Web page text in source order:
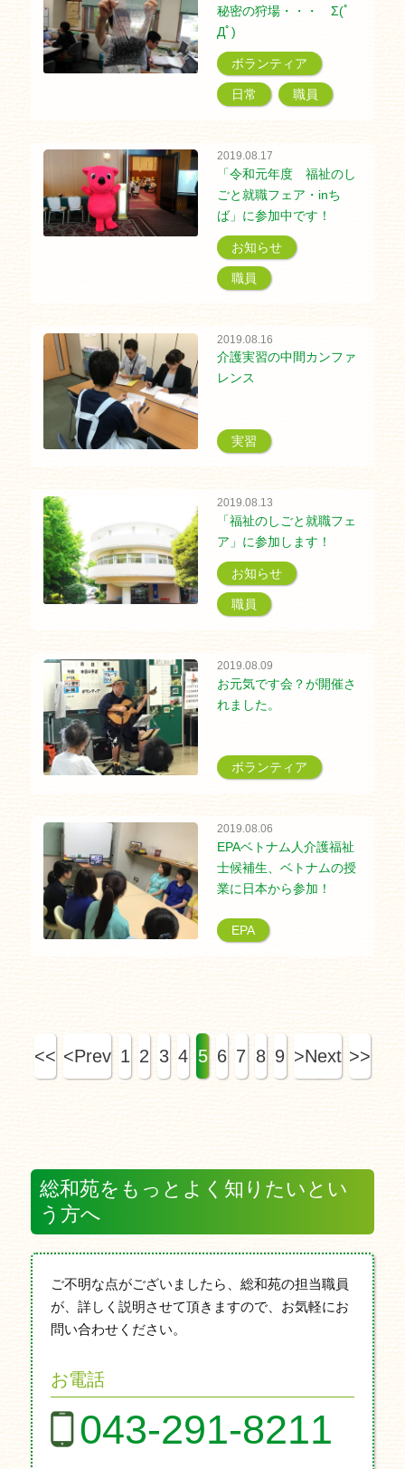
秘密の狩場・・・ Σ(ﾟ
Дﾟ)
ボランティア
日常 職員
2019.08.17
「令和元年度 福祉のし
ごと就職フェア・inち
ば」に参加中です！
お知らせ
職員
2019.08.16
介護実習の中間カンファ
レンス
実習
2019.08.13
「福祉のしごと就職フェ
ア」に参加します！
お知らせ
職員
2019.08.09
お元気です会？が開催さ
れました。
ボランティア
2019.08.06
EPAベトナム人介護福祉
士候補生、ベトナムの授
業に日本から参加！
EPA
<< <Prev 1 2 3 4 5 6 7 8 9 >Next >>
総和苑をもっとよく知りたいとい
う方へ
ご不明な点がございましたら、総和苑の担当職員
が、詳しく説明させて頂きますので、お気軽にお
問い合わせください。
お電話
043-291-8211